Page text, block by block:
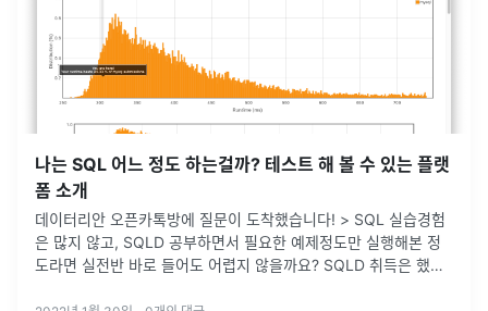
나는 SQL 어느 정도 하는걸까? 테스트 해 볼 수 있는 플랫
폼 소개
데이터리안 오픈카톡방에 질문이 도착했습니다! > SQL 실습경험
은 많지 않고, SQLD 공부하면서 필요한 예제정도만 실행해본 정
도라면 실전반 바로 들어도 어렵지 않을까요? SQLD 취득은 했습